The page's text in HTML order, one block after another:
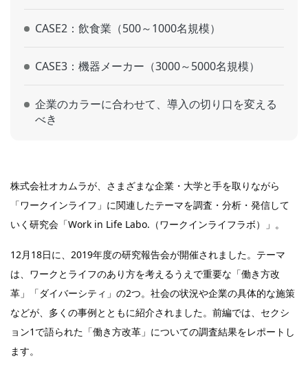
CASE2：飲食業（500～1000名規模）
CASE3：機器メーカー（3000～5000名規模）
企業のカラーに合わせて、導入の切り口を変える
べき
株式会社オカムラが、さまざまな企業・大学と手を取りながら
「ワークインライフ」に関連したテーマを調査・分析・発信して
いく研究会「Work in Life Labo.（ワークインライフラボ）」。
12月18日に、2019年度の研究報告会が開催されました。テーマ
は、ワークとライフのあり方を考えるうえで重要な「働き方改
革」「ダイバーシティ」の2つ。社会の状況や企業の具体的な施策
などが、多くの事例とともに紹介されました。前編では、セクシ
ョン1で語られた「働き方改革」についての調査結果をレポートし
ます。